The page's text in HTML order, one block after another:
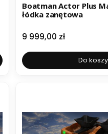
Boatman Actor Plus
łódka zanętowa
Cena
9 999,00 zł
Do